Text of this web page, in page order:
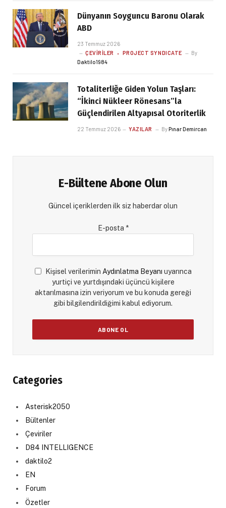
Dünyanın Soyguncu Baronu Olarak
ABD
23 Temmuz 2026
ÇEVIRILER
PROJECT SYNDICATE
By
Daktilo1984
Totaliterliğe Giden Yolun Taşları:
“İkinci Nükleer Rönesans”la
Güçlendirilen Altyapısal Otoriterlik
22 Temmuz 2026 YAZILAR ByPınar Demircan
E-Bültene Abone Olun
Güncel içeriklerden ilk siz haberdar olun
E-posta *
Kişisel verilerimin Aydınlatma Beyanı uyarınca
yurtiçi ve yurtdışındaki üçüncü kişilere
aktarılmasına izin veriyorum ve bu konuda gereği
gibi bilgilendirildiğimi kabul ediyorum.
Categories
Asterisk2050
Bültenler
Çeviriler
D84 INTELLIGENCE
daktilo2
EN
Forum
Özetler